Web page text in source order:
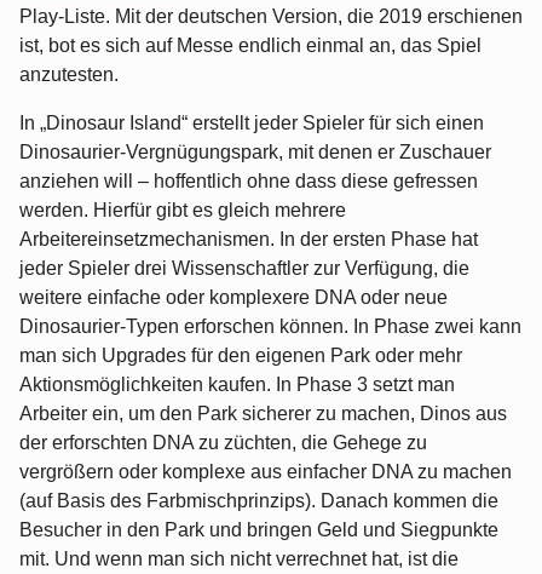
Play-Liste. Mit der deutschen Version, die 2019 erschienen
ist, bot es sich auf Messe endlich einmal an, das Spiel
anzutesten.
In „Dinosaur Island“ erstellt jeder Spieler für sich einen
Dinosaurier-Vergnügungspark, mit denen er Zuschauer
anziehen will – hoffentlich ohne dass diese gefressen
werden. Hierfür gibt es gleich mehrere
Arbeitereinsetzmechanismen. In der ersten Phase hat
jeder Spieler drei Wissenschaftler zur Verfügung, die
weitere einfache oder komplexere DNA oder neue
Dinosaurier-Typen erforschen können. In Phase zwei kann
man sich Upgrades für den eigenen Park oder mehr
Aktionsmöglichkeiten kaufen. In Phase 3 setzt man
Arbeiter ein, um den Park sicherer zu machen, Dinos aus
der erforschten DNA zu züchten, die Gehege zu
vergrößern oder komplexe aus einfacher DNA zu machen
(auf Basis des Farbmischprinzips). Danach kommen die
Besucher in den Park und bringen Geld und Siegpunkte
mit. Und wenn man sich nicht verrechnet hat, ist die